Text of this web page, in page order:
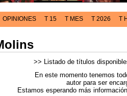
OPINIONES T 15 T MES T 2026 T
>> Listado de títulos
En este momento tenemos
autor para ser
Estamos esperando más